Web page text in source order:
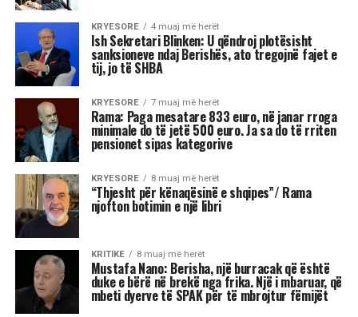
“Nderi i Kombit” Reshat Arbana, teksa festoi 85-
vjetorin e lindjes, mes emocionesh, kujtimesh
dhe lotësh, përcolli mesazhe të forta për
publikun në këtë stacion të jetës së tij.
“Jeta qenka tre ditë: e djeshmja, e sotmja dhe
e nesërmja. E nesërmja nuk dihet. Ta bëjmë
sot atë që kemi për të bërë, mos ta lemë për
nesër. Ta duam më shumë njëri-tjetrin. Ky
ishte stacioni im i 85-të. Po në iksha nga kjo
botë, zemra do më mbetet pas. Do iki me
pishmanllëkun e madh që nuk e pashë këtë
Shqipëri me një demokraci të vërtetë. T’i